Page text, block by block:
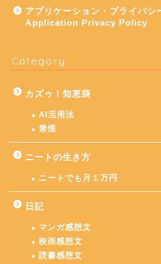
アプリケーション・プライバシ
Application Privacy Policy
Category
カズゥ！知恵袋
AI活用法
禁煙
ニートの生き方
ニートでも月１万円
日記
マンガ感想文
映画感想文
読書感想文